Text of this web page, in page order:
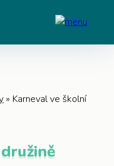
» Karneval ve školní